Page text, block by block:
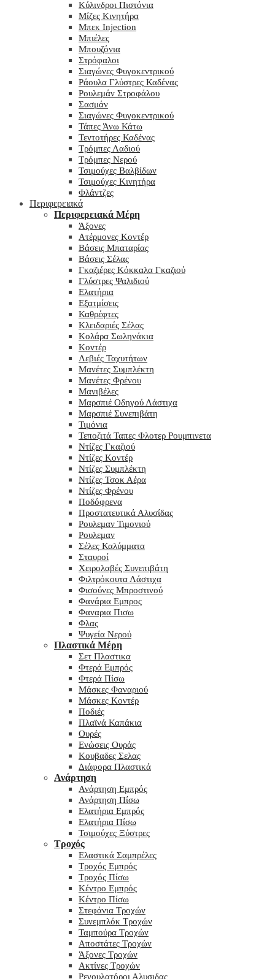
Κύλινδροι Πιστόνια
Μίζες Κινητήρα
Μπεκ Injection
Μπιέλες
Μπουζόνια
Στρόφαλοι
Σιαγώνες Φυγοκεντρικού
Ράουλα Γλύστρες Καδένας
Ρουλεμάν Στροφάλου
Σασμάν
Σιαγώνες Φυγοκεντρικού
Τάπες Άνω Κάτω
Τεντοτήρες Καδένας
Τρόμπες Λαδιού
Τρόμπες Νερού
Τσιμούχες Βαλβίδων
Τσιμούχες Κινητήρα
Φλάντζες
Περιφερειακά
Περιφερειακά Μέρη
Άξονες
Ατέρμονες Κοντέρ
Βάσεις Μπαταρίας
Βάσεις Σέλας
Γκαζιέρες Κόκκαλα Γκαζιού
Γλύστρες Ψαλιδιού
Ελατήρια
Εξατμίσεις
Καθρέφτες
Κλειδαριές Σέλας
Κολάρα Σωληνάκια
Κοντέρ
Λεβιές Ταχυτήτων
Μανέτες Συμπλέκτη
Μανέτες Φρένου
Μανιβέλες
Μαρσπιέ Οδηγού Λάστιχα
Μαρσπιέ Συνεπιβάτη
Τιμόνια
Τεποζιτά Ταπες Φλοτερ Ρουμπινετα
Ντίζες Γκαζιού
Ντίζες Κοντέρ
Ντίζες Συμπλέκτη
Ντίζες Τσοκ Αέρα
Ντίζες Φρένου
Ποδόφρενα
Προστατευτικά Αλυσίδας
Ρουλεμαν Τιμονιού
Ρουλεμαν
Σέλες Καλύμματα
Σταυροί
Χειρολαβές Συνεπιβάτη
Φιλτρόκουτα Λάστιχα
Φισούνες Μπροστινού
Φανάρια Εμπρος
Φαναρια Πισω
Φλας
Ψυγεία Νερού
Πλαστικά Μέρη
Σετ Πλαστικα
Φτερά Εμπρός
Φτερά Πίσω
Μάσκες Φαναριού
Μάσκες Κοντέρ
Ποδιές
Πλαϊνά Καπάκια
Ουρές
Ενώσεις Ουράς
Κουβαδες Σελας
Διάφορα Πλαστικά
Ανάρτηση
Ανάρτηση Εμπρός
Ανάρτηση Πίσω
Ελατήρια Εμπρός
Ελατήρια Πίσω
Τσιμούχες Ξύστρες
Τροχός
Ελαστικά Σαμπρέλες
Τροχός Εμπρός
Τροχός Πίσω
Κέντρο Εμπρός
Κέντρο Πίσω
Στεφάνια Τροχών
Συνεμπλόκ Τροχών
Ταμπούρα Τροχών
Αποστάτες Τροχών
Άξονες Τροχών
Ακτίνες Τροχών
Ρεγουλατόροι Αλυσιδας